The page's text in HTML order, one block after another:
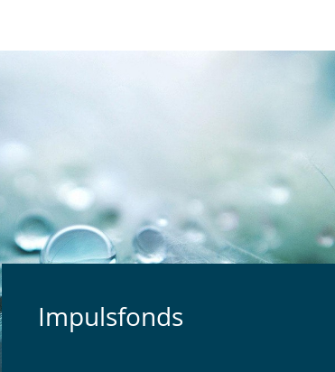
Impulsfonds